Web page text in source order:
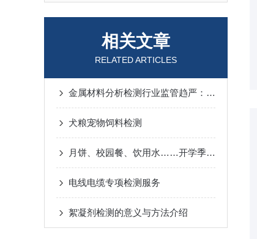
相关文章
RELATED ARTICLES
金属材料分析检测行业监管趋严：合规要求升级与企业发展对策解析
犬粮宠物饲料检测
月饼、校园餐、饮用水……开学季&中秋的安心攻略，国联质检一站搞定！
电线电缆专项检测服务
絮凝剂检测的意义与方法介绍